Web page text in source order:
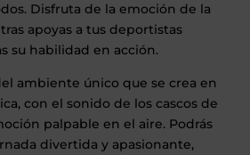
Disfruta de la emoción de la
apoyas a tus deportistas
su habilidad en acción.
ambiente único que se crea en
con el sonido de los cascos de
palpable en el aire. Podrás
divertida y apasionante,